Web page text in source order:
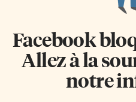
Facebook
Allez à la
notre